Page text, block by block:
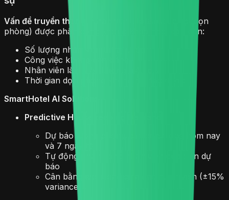
Vấn đề truyền thống:
Nhân viên Housekeeping (dọn
phòng) được phân công không khoa học, dẫn đến:
Số lượng nhân viên thừa/ thiếu
Công việc không cân bằng
Nhân viên làm việc không hiệu quả
Thời gian dọn phòng không đo đạc được
SmartHotel AI Solution:
Predictive Housekeeping Demand:
Dự báo lượng phòng cần dọn trong hôm nay
và 7 ngày tới
Tự động phân công nhân viên dựa trên dự
báo
Cân bằng workload giữa các nhân viên (±15%
variance)